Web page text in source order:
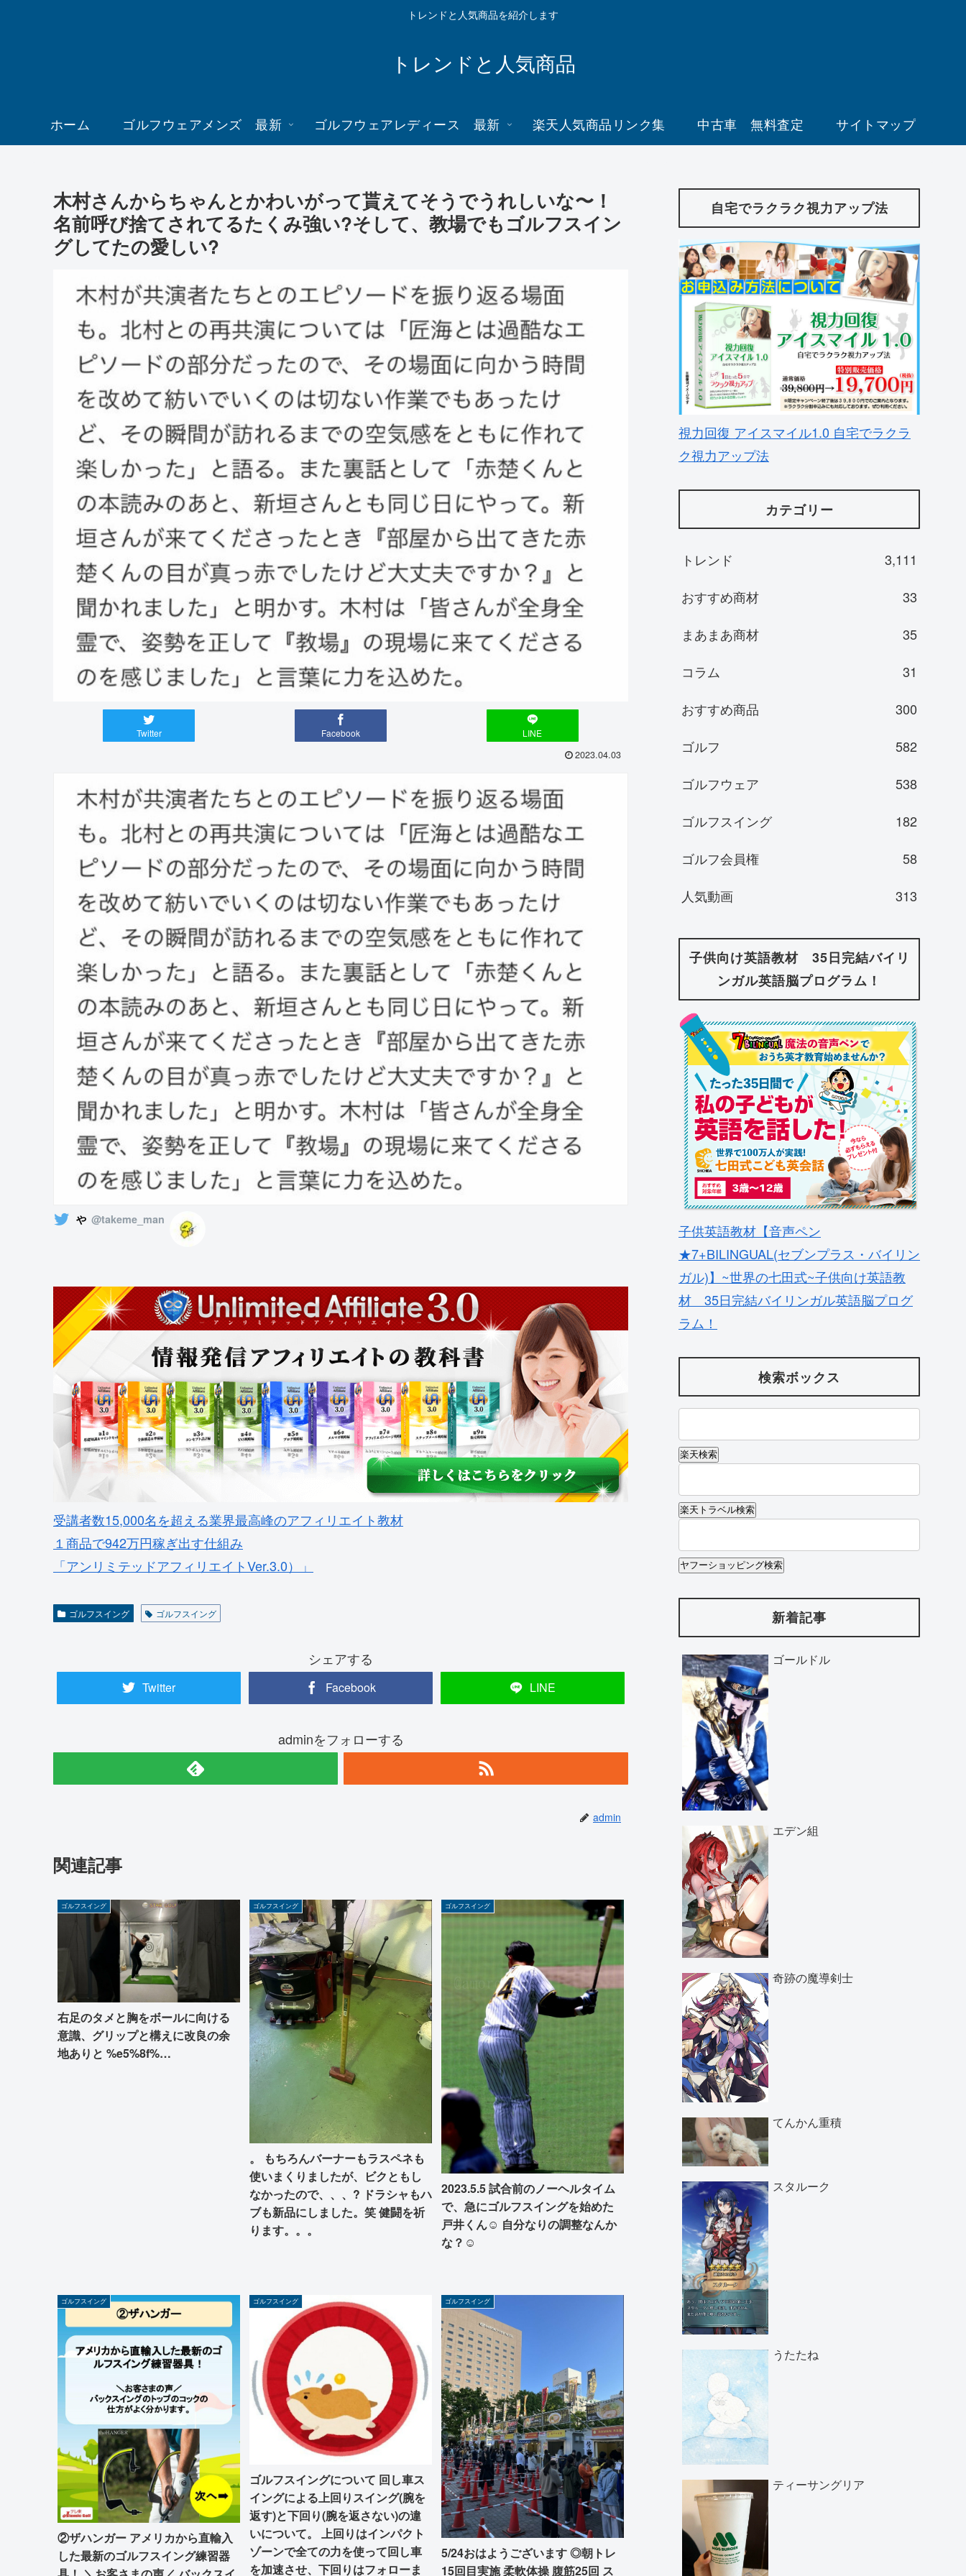
トレンドと人気商品を紹介します
トレンドと人気商品
ホーム ゴルフウェアメンズ 最新 ゴルフウェアレディース 最新 楽天人気商品リンク集 中古車 無料査定 サイトマップ
木村さんからちゃんとかわいがって貰えてそうでうれしいな〜！
名前呼び捨てされてるたくみ強い?そして、教場でもゴルフスイン
グしてたの愛しい?️
Twitter Facebook LINE
2023.04.03
や @takeme_man
受講者数15,000名を超える業界最高峰のアフィリエイト教材
１商品で942万円稼ぎ出す仕組み
「アンリミテッドアフィリエイトVer.3.0）」
ゴルフスイング ゴルフスイング
シェアする
Twitter Facebook LINE
adminをフォローする
admin
関連記事
ゴルフスイング
右足のタメと胸をボールに向ける
意識、グリップと構えに改良の余
地ありと %e5%8f%…
ゴルフスイング
。 もちろんバーナーもラスペネも
使いまくりましたが、ビクともし
なかったので、、、? ドラシャもハ
ブも新品にしました。笑 健闘を祈
ります。。。
ゴルフスイング
2023.5.5 試合前のノーヘルタイム
で、急にゴルフスイングを始めた
戸井くん☺️ 自分なりの調整なんか
な？☺️
ゴルフスイング
②ザハンガー アメリカから直輸入
した最新のゴルフスイング練習器
ゴルフスイング
ゴルフスイングについて 回し車ス
イングによる上回りスイング(腕を
返す)と下回り(腕を返さない)の違
いについて。 上回りはインパクト
ゾーンで全ての力を使って回し車
を加速させ、下回りはフォローま
ゴルフスイング
5/24おはようございます ◎朝トレ
15回目実施 柔軟体操 腹筋25回 ス
自宅でラクラク視力アップ法
視力回復 アイスマイル1.0 自宅でラクラ
ク視力アップ法
カテゴリー
トレンド
3,111
おすすめ商材
33
まあまあ商材
35
コラム
31
おすすめ商品
300
ゴルフ
582
ゴルフウェア
538
ゴルフスイング
182
ゴルフ会員権
58
人気動画
313
子供向け英語教材 35日完結バイリ
ンガル英語脳プログラム！
子供英語教材【音声ペン
★7+BILINGUAL(セブンプラス・バイリン
ガル)】~世界の七田式~子供向け英語教
材 35日完結バイリンガル英語脳プログ
ラム！
検索ボックス
新着記事
ゴールドル
エデン組
奇跡の魔導剣士
てんかん重積
スタルーク
うたたね
ティーサングリア